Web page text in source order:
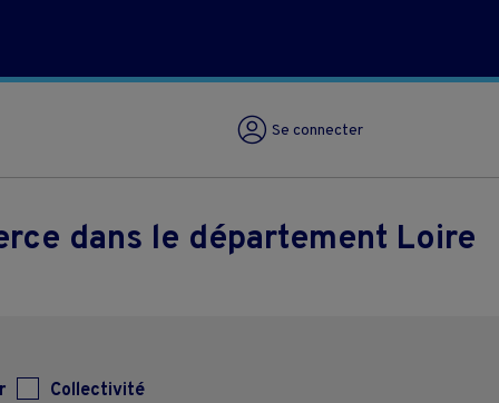
Se connecter
dans le département Loire
Collectivité